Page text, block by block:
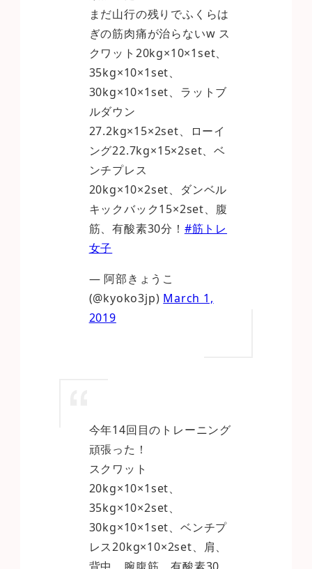
まだ山行の残りでふくらは
ぎの筋肉痛が治らないw ス
クワット20kg×10×1set、
35kg×10×1set、
30kg×10×1set、ラットブ
ルダウン
27.2kg×15×2set、ローイ
ング22.7kg×15×2set、ベ
ンチプレス
20kg×10×2set、ダンベル
キックバック15×2set、腹
筋、有酸素30分！ #筋トレ
女子
— 阿部きょうこ
(@kyoko3jp) March 1,
2019
今年14回目のトレーニング
頑張った！
スクワット
20kg×10×1set、
35kg×10×2set、
30kg×10×1set、ベンチプ
レス20kg×10×2set、肩、